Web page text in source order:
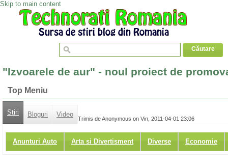
Skip to main content
"Izvoarele de aur" - noul proiect de
Top Meniu
Stiri Bloguri Video
Anunturi Auto Arta si Divertisment Diverse Economie
Trimis de Anonymous on Vin, 2011-04-01 23:06